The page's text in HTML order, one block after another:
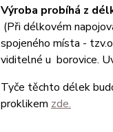
Výroba probíhá z
(Při délkovém
spojeného místa -
viditelné u borovice.
Tyče těchto délek
proklikem zde.